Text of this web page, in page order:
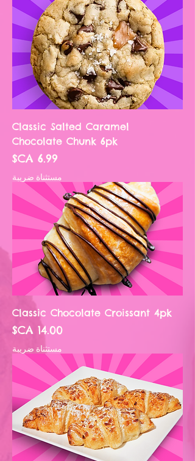
Classic Salted Caramel
Chocolate Chunk 6pk
السعر
مستثناة ضريبة
Classic Chocolate Croissant 4pk
السعر
مستثناة ضريبة